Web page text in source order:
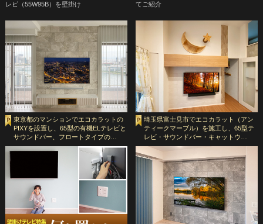
レビ（55W95B）を壁掛け
てご紹介
東京都のマンションでエコカラットの
PIXYを設置し、65型の有機ELテレビと
サウンドバー、フロートタイプの…
埼玉県富士見市でエコカラット（アン
ティークマーブル）を施工し、65型テ
レビ・サウンドバー・キャットウ…